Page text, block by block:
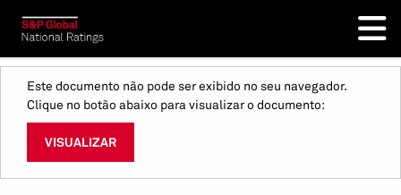
Este documento não pode ser exibido no seu navegador.
Clique no botão abaixo para visualizar o documento:
VISUALIZAR